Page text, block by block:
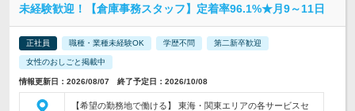
未経験歓迎！【倉庫事務スタッフ】定着率96.1%★月9～11日
正社員 職種・業種未経験OK 学歴不問 第二新卒歓迎
女性のおしごと掲載中
情報更新日：2026/08/07 終了予定日：2026/10/08
【希望の勤務地で働ける】 東海・関東エリアの各サービスセ